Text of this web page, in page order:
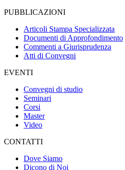
PUBBLICAZIONI
Articoli Stampa Specializzata
Documenti di Approfondimento
Commenti a Giurisprudenza
Atti di Convegni
EVENTI
Convegni di studio
Seminari
Corsi
Master
Video
CONTATTI
Dove Siamo
Dicono di Noi